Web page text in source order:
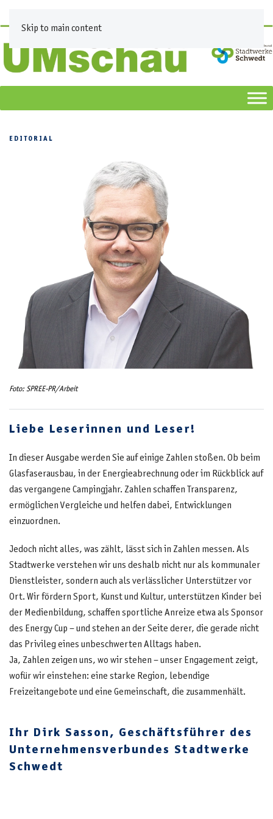
Skip to main content
EDITORIAL
Foto: SPREE-PR/Arbeit
Liebe Leserinnen und Leser!
In dieser Ausgabe werden Sie auf einige Zahlen stoßen. Ob beim
Glasfaserausbau, in der Energieabrechnung oder im Rückblick auf
das vergangene Campingjahr. Zahlen schaffen Transparenz,
ermöglichen Vergleiche und helfen dabei, Entwicklungen
einzuordnen.
Jedoch nicht alles, was zählt, lässt sich in Zahlen messen. Als
Stadtwerke verstehen wir uns deshalb nicht nur als kommunaler
Dienstleister, sondern auch als verlässlicher Unterstützer vor
Ort. Wir fördern Sport, Kunst und Kultur, unterstützen Kinder bei
der Medienbildung, schaffen sportliche Anreize etwa als Sponsor
des Energy Cup – und stehen an der Seite derer, die gerade nicht
das Privileg eines unbeschwerten Alltags haben.
Ja, Zahlen zeigen uns, wo wir stehen – unser Engagement zeigt,
wofür wir einstehen: eine starke Region, lebendige
Freizeitangebote und eine Gemeinschaft, die zusammenhält.
Ihr Dirk Sasson, Geschäftsführer des
Unternehmensverbundes Stadtwerke
Schwedt